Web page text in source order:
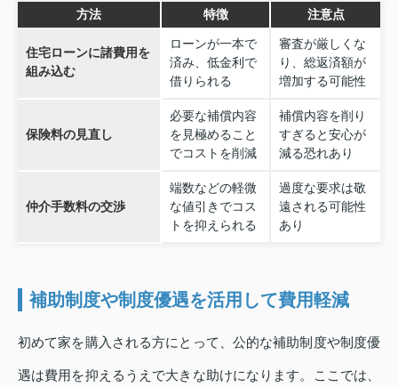
方法 特徴 注意点
住宅ローンに諸費用を
組み込む
ローンが一本で
済み、低金利で
借りられる
審査が厳しくな
り、総返済額が
増加する可能性
保険料の見直し
必要な補償内容
を見極めること
でコストを削減
補償内容を削り
すぎると安心が
減る恐れあり
仲介手数料の交渉
端数などの軽微
な値引きでコス
トを抑えられる
過度な要求は敬
遠される可能性
あり
補助制度や制度優遇を活用して費用軽減
初めて家を購入される方にとって、公的な補助制度や制度優
遇は費用を抑えるうえで大きな助けになります。ここでは、